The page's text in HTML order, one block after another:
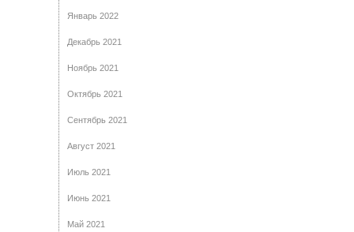
Январь 2022
Декабрь 2021
Ноябрь 2021
Октябрь 2021
Сентябрь 2021
Август 2021
Июль 2021
Июнь 2021
Май 2021